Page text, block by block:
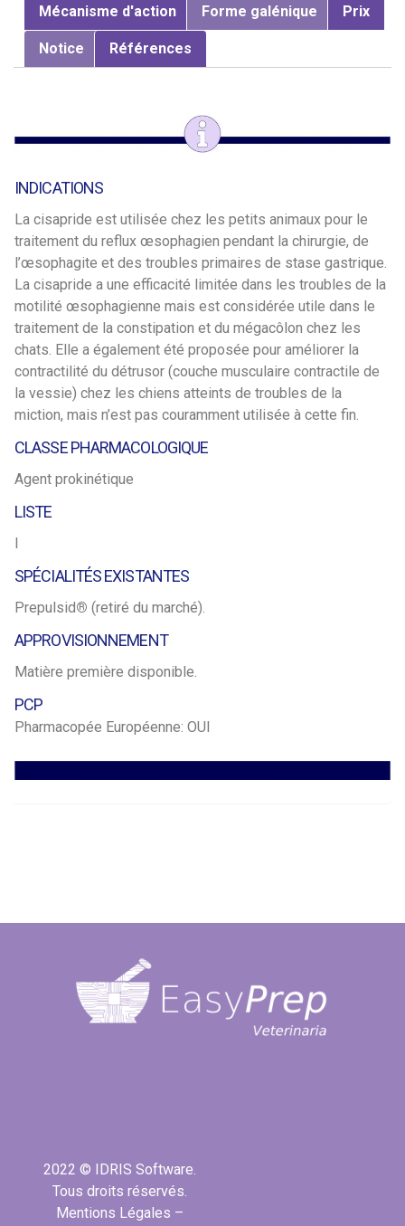
Mécanisme d'action Forme galénique Prix
Notice Références
INDICATIONS
La cisapride est utilisée chez les petits animaux pour le
traitement du reflux œsophagien pendant la chirurgie, de
l’œsophagite et des troubles primaires de stase gastrique.
La cisapride a une efficacité limitée dans les troubles de la
motilité œsophagienne mais est considérée utile dans le
traitement de la constipation et du mégacôlon chez les
chats. Elle a également été proposée pour améliorer la
contractilité du détrusor (couche musculaire contractile de
la vessie) chez les chiens atteints de troubles de la
miction, mais n’est pas couramment utilisée à cette fin.
CLASSE PHARMACOLOGIQUE
Agent prokinétique
LISTE
I
SPÉCIALITÉS EXISTANTES
Prepulsid® (retiré du marché).
APPROVISIONNEMENT
Matière première disponible.
PCP
Pharmacopée Européenne: OUI
2022 © IDRIS Software.
Tous droits réservés.
Mentions Légales –